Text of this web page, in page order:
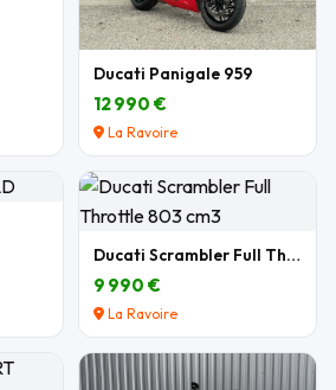
Ducati Panigale 959
12 990 €
La Ravoire
Ducati Scrambler Full Throttle 803 cm3
9 990 €
La Ravoire